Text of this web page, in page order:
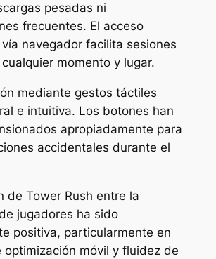
pesadas ni
frecuentes. El acceso
navegador facilita sesiones
momento y lugar.
mediante gestos táctiles
e intuitiva. Los botones han
apropiadamente para
accidentales durante el
de Tower Rush entre la
jugadores ha sido
positiva, particularmente en
optimización móvil y fluidez de